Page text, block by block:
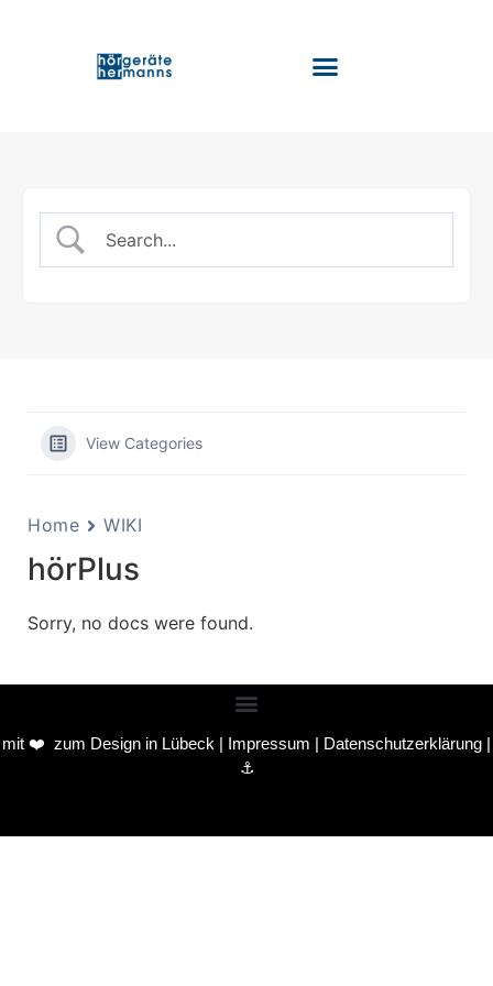
View Categories
Home WIKI
hörPlus
Sorry, no docs were found.
mit ❤️ zum Design in Lübeck | Impressum | Datenschutzerklärung |
⚓